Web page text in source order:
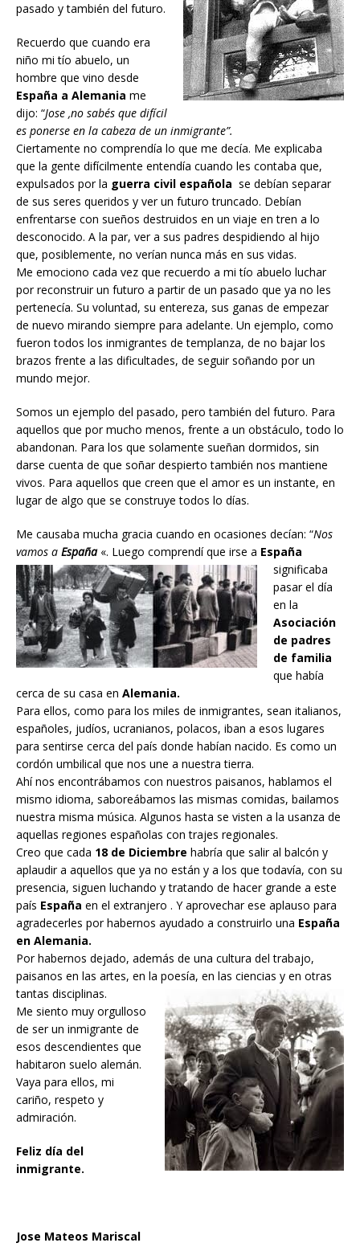
pasado y también del futuro.
Recuerdo que cuando era
niño mi tío abuelo, un
hombre que vino desde
España a Alemania me
dijo: “Jose ,no sabés que difícil
es ponerse en la cabeza de un inmigrante”.
Ciertamente no comprendía lo que me decía. Me explicaba
que la gente difícilmente entendía cuando les contaba que,
expulsados por la guerra civil española se debían separar
de sus seres queridos y ver un futuro truncado. Debían
enfrentarse con sueños destruidos en un viaje en tren a lo
desconocido. A la par, ver a sus padres despidiendo al hijo
que, posiblemente, no verían nunca más en sus vidas.
Me emociono cada vez que recuerdo a mi tío abuelo luchar
por reconstruir un futuro a partir de un pasado que ya no les
pertenecía. Su voluntad, su entereza, sus ganas de empezar
de nuevo mirando siempre para adelante. Un ejemplo, como
fueron todos los inmigrantes de templanza, de no bajar los
brazos frente a las dificultades, de seguir soñando por un
mundo mejor.
Somos un ejemplo del pasado, pero también del futuro. Para
aquellos que por mucho menos, frente a un obstáculo, todo lo
abandonan. Para los que solamente sueñan dormidos, sin
darse cuenta de que soñar despierto también nos mantiene
vivos. Para aquellos que creen que el amor es un instante, en
lugar de algo que se construye todos lo días.
Me causaba mucha gracia cuando en ocasiones decían: “Nos
vamos a España«. Luego comprendí que irse a España
significaba
pasar el día
en la
Asociación
de padres
de familia
que había
cerca de su casa en Alemania.
Para ellos, como para los miles de inmigrantes, sean italianos,
españoles, judíos, ucranianos, polacos, iban a esos lugares
para sentirse cerca del país donde habían nacido. Es como un
cordón umbilical que nos une a nuestra tierra.
Ahí nos encontrábamos con nuestros paisanos, hablamos el
mismo idioma, saboreábamos las mismas comidas, bailamos
nuestra misma música. Algunos hasta se visten a la usanza de
aquellas regiones españolas con trajes regionales.
Creo que cada 18 de Diciembre habría que salir al balcón y
aplaudir a aquellos que ya no están y a los que todavía, con su
presencia, siguen luchando y tratando de hacer grande a este
país España en el extranjero . Y aprovechar ese aplauso para
agradecerles por habernos ayudado a construirlo una España
en Alemania.
Por habernos dejado, además de una cultura del trabajo,
paisanos en las artes, en la poesía, en las ciencias y en otras
tantas disciplinas.
Me siento muy orgulloso
de ser un inmigrante de
esos descendientes que
habitaron suelo alemán.
Vaya para ellos, mi
cariño, respeto y
admiración.
Feliz día del
inmigrante.
Jose Mateos Mariscal